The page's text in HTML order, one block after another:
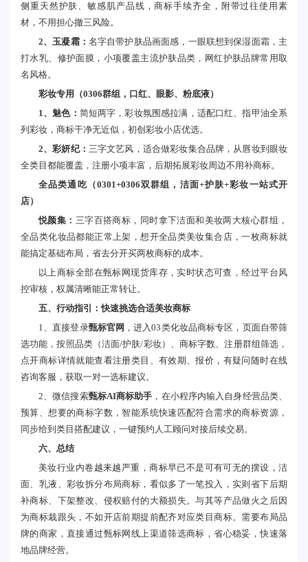
侧重天然护肤、敏感肌产品线，商标手续齐全，附带过往使用素
材，不用担心撤三风险。
2、玉凝霜： 名字自带护肤品画面感，一眼联想到保湿面霜，主
打水乳、修护面膜，小项覆盖主流护肤品类，网红护肤品牌常用取
名风格。
彩妆专用（0306群组，口红、眼影、粉底液）
1、魅色： 简短两字，彩妆氛围感拉满，适配口红、指甲油全系
列彩妆，商标干净无近似，初创彩妆小店优选。
2、彩妍纪： 三字文艺风，适合做彩妆集合品牌，从唇妆到眼妆
全类目都能覆盖，注册小项丰富，后期拓展彩妆周边不用补商标。
全品类通吃（0301+0306双群组，洁面+护肤+彩妆一站式开
店）
悦颜集： 三字百搭商标，同时拿下洁面和美妆两大核心群组，
全品类化妆品都能正常上架，想开全品类美妆集合店，一枚商标就
能搞定基础布局，省去分开买两枚商标的成本。
以上商标全部在甄标网现货库存，实时状态可查，经过平台风
控审核，权属清晰能正常转让。
五、行动指引：快速挑选合适美妆商标
1、直接登录甄标官网 ，进入03类化妆品商标专区，页面自带筛
选功能，按照品类（洁面/护肤/彩妆）、商标字数、注册群组筛选，
点开商标详情就能查看注册类目、有效期、报价，有疑问随时在线
咨询客服，获取一对一选标建议。
2、微信搜索甄标AI商标助手 ，在小程序内输入自身经营品类、
预算、想要的商标字数，智能系统快速匹配符合需求的商标资源，
同步给到类目搭配建议，一键预约人工顾问对接后续交易。
六、 总结
美妆行业内卷越来越严重，商标早已不是可有可无的摆设，洁
面、乳液、彩妆拆分布局商标，看似多了一笔投入，实则省下后期
补商标、下架整改、侵权赔付的大额损失。与其等产品做火之后因
为商标栽跟头，不如开店前期提前配齐对应类目商标。需要布局品
牌的商家，直接通过甄标网线上渠道筛选商标，省心稳妥，快速落
地品牌经营。